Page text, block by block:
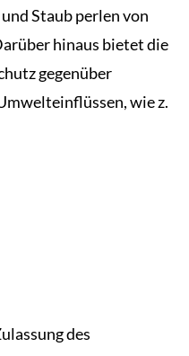
Staub perlen von
hinaus bietet die
gegenüber
wie z.
des